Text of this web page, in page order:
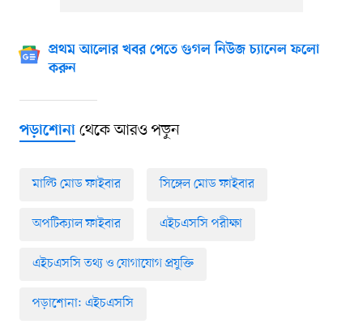
প্রথম আলোর খবর পেতে গুগল নিউজ চ্যানেল ফলো
করুন
পড়াশোনাথেকে আরও পড়ুন
মাল্টি মোড ফাইবার সিঙ্গেল মোড ফাইবার
অপটিক্যাল ফাইবার এইচএসসি পরীক্ষা
এইচএসসি তথ্য ও যোগাযোগ প্রযুক্তি
পড়াশোনা: এইচএসসি